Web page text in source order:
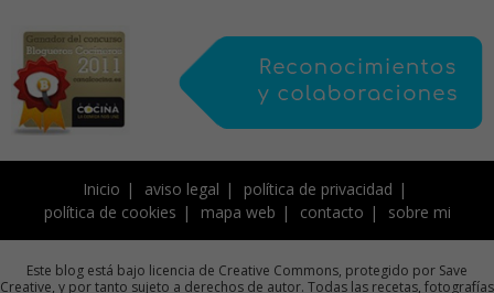
Inicio aviso legal
política de privacidad
política de cookies
mapa web contacto sobre mi
Este blog está bajo licencia de Creative Commons, protegido por Save
Creative, y por tanto sujeto a derechos de autor. Todas las recetas, fotografías